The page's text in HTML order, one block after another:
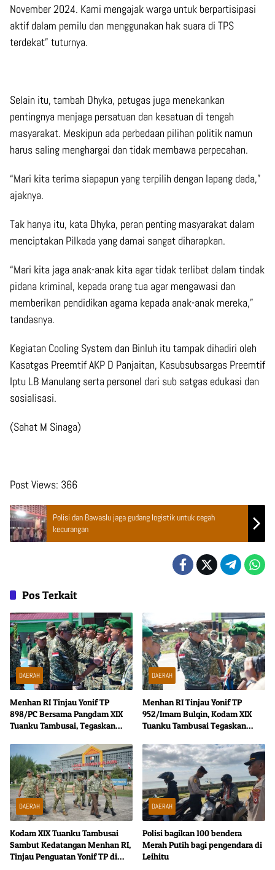
November 2024. Kami mengajak warga untuk berpartisipasi
aktif dalam pemilu dan menggunakan hak suara di TPS
terdekat” tuturnya.
Selain itu, tambah Dhyka, petugas juga menekankan
pentingnya menjaga persatuan dan kesatuan di tengah
masyarakat. Meskipun ada perbedaan pilihan politik namun
harus saling menghargai dan tidak membawa perpecahan.
“Mari kita terima siapapun yang terpilih dengan lapang dada,”
ajaknya.
Tak hanya itu, kata Dhyka, peran penting masyarakat dalam
menciptakan Pilkada yang damai sangat diharapkan.
“Mari kita jaga anak-anak kita agar tidak terlibat dalam tindak
pidana kriminal, kepada orang tua agar mengawasi dan
memberikan pendidikan agama kepada anak-anak mereka,”
tandasnya.
Kegiatan Cooling System dan Binluh itu tampak dihadiri oleh
Kasatgas Preemtif AKP D Panjaitan, Kasubsubsargas Preemtif
Iptu LB Manulang serta personel dari sub satgas edukasi dan
sosialisasi.
(Sahat M Sinaga)
Post Views: 366
Polisi dan Bawaslu jaga gudang logistik untuk cegah
kecurangan
Pos Terkait
DAERAH
Menhan RI Tinjau Yonif TP
898/PC Bersama Pangdam XIX
Tuanku Tambusai, Tegaskan
DAERAH
Menhan RI Tinjau Yonif TP
952/Imam Bulqin, Kodam XIX
Tuanku Tambusai Tegaskan
DAERAH
Kodam XIX Tuanku Tambusai
Sambut Kedatangan Menhan RI,
Tinjau Penguatan Yonif TP di
DAERAH
Polisi bagikan 100 bendera
Merah Putih bagi pengendara di
Leihitu